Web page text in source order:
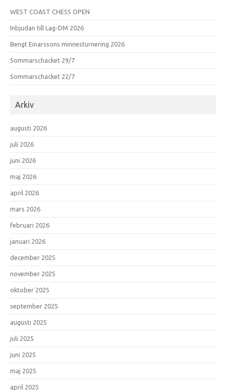
WEST COAST CHESS OPEN
Inbjudan till Lag-DM 2026
Bengt Einarssons minnesturnering 2026
Sommarschacket 29/7
Sommarschacket 22/7
Arkiv
augusti 2026
juli 2026
juni 2026
maj 2026
april 2026
mars 2026
februari 2026
januari 2026
december 2025
november 2025
oktober 2025
september 2025
augusti 2025
juli 2025
juni 2025
maj 2025
april 2025